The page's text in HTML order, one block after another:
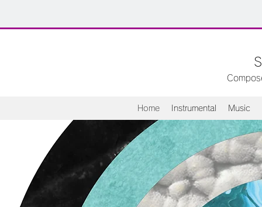
Home Instrumental Music